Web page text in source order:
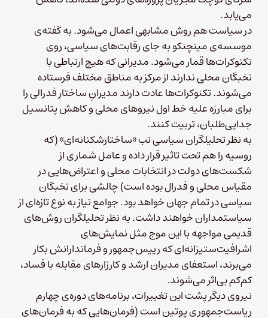
می‌یابد.
در سیاست هم روش مشابهی اعمال می‌شود. به گفته‌ی
موسسه‌ی مینچنکو به جای رقابت‌های سیاسی، روی
تکنوکرات‌ها قمار می‌شود. مدیرانی که هیچ ارتباطی با
نخبگان محلی ندارند از مرکز به مناطق مختلف فرستاده
می‌شوند. تکنوکرات‌ها عادت دارند مدیرانِ ساختار فدرالی را
برای مبارزه علیه خط اول نیروهای محلی و کاهش پتانسیل
جدایی‌طلبان، تربیت کنند.
به نظر تحلیلگران سیاسی تب «ساختارشکنانه‌ای» (که
روسیه را هم تحت تاثیر قرار داده و عامل شماری از
شکست‌های دولت در انتخابات محلی و اعتراض‌هایی در
مقیاس محلی و فدرال بوده است) چالشی برای نخبگان
سیاسی در تمام جهان خواهد بود. جوامع نیاز به نوع تازه‌ای از
سیاستمداران خواهند داشت. به نظر تحلیلگران روش‌های
قدیمی مواجهه با این موج مثل نمایش‌های
اشرافیت‌ستیزانه‌ای که رییس‌جمهور و فرماندارانش بکار
می‌برند، استعفای مدیران ارشد و کارزارهای مقابله با فساد،
کم‌کم بی‌اثر می‌شوند.
نیروی دیگر پشت این تغییرات، برنامه‌های دوره‌ی چهارم
ریاست‌جمهوری پوتین است (فرمان‌هایی که به فرمان‌های